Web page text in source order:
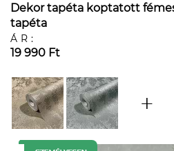
Dekor tapéta koptatott
tapéta
ÁR:
19 990 Ft